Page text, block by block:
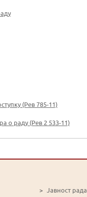
(Рев 785-11)
о раду (Рев 2 533-11)
> Јавност рада